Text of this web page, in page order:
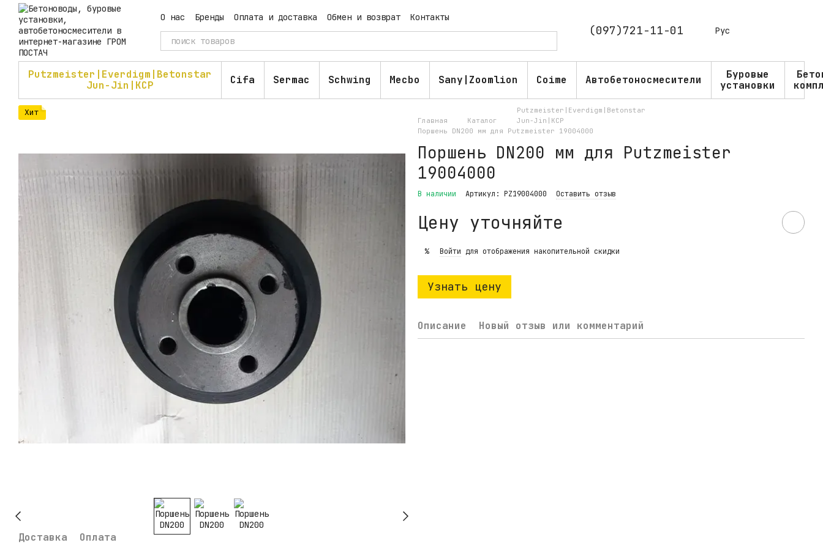
Перейти к основному контенту
О нас Бренды Оплата и доставка Обмен и возврат
Контакты
Пользовательское соглашение
Публичная оферта Блог (097)721-11-01 Рус
Putzmeister|Everdigm|Betonstar
Jun-Jin|KCP
Cifa Sermac Schwing Mecbo Sany|Zoomlion Coime Автобетоносмесители
Буровые
установки
Хит
Доставка Оплата
Главная Каталог
Putzmeister|Everdigm|Betonstar
Jun-Jin|KCP
Поршень DN200 мм для Putzmeister 19004000
Поршень DN200 мм для Putzmeister
19004000
В наличии Артикул: PZ19004000 Оставить отзыв
Цену уточняйте
% Войти для отображения накопительной скидки
Узнать цену
Описание Новый отзыв или комментарий